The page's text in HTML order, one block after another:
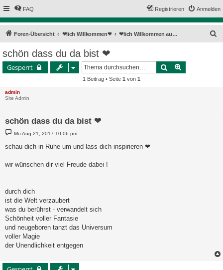
FAQ Anmelden
Registrieren
Foren-Übersicht ❤lich Willkommen❤ ❤lich Willkommen auf Yin-Yang.com, deinem Forum für Spiritualität und Liebe ❤
schön dass du da bist ❤
Gesperrt Suche
1 Beitrag • Seite 1 von 1
admin
Site Admin
schön dass du da bist ❤
B
e
i
t
Mo Aug 21, 2017 10:06 pm
schau dich in Ruhe um und lass dich inspirieren ❤
wir wünschen dir viel Freude dabei !
durch dich
ist die Welt verzaubert
was du berührst - verwandelt sich
Schönheit voller Fantasie
und neugeboren tanzt das Universum
voller Magie
der Unendlichkeit entgegen